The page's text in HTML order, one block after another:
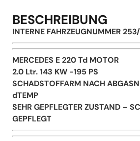
BESCHREIBUNG
INTERNE FAHRZEUGNUMMER
MERCEDES E 220 Td MOTOR
2.0 Ltr. 143 KW -195 PS
SCHADSTOFFARM NACH
dTEMP
SEHR GEPFLEGTER ZUSTAND –
GEPFLEGT